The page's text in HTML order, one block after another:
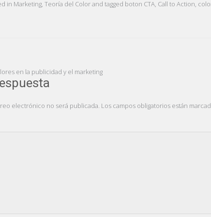
in Marketing, Teoría del Colorand tagged boton CTA, Call to Action,
en la publicidad y el marketing
electrónico no será publicada. Los campos obligatorios están